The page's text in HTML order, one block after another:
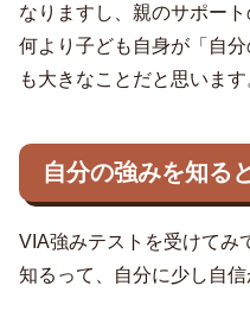
なりますし、親のサポート
何より子ども自身が「自
も大きなことだと思います
自分の強みを知る
VIA強みテストを受けてみ
知るって、自分に少し自